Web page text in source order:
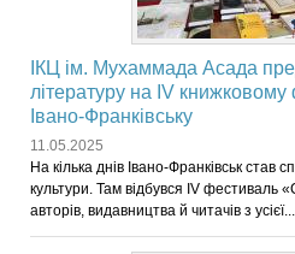
ІКЦ ім. Мухаммада Асада
літературу на IV
Івано-Франківську
11.05.2025
На кілька днів Івано-Франківськ став
культури. Там відбувся IV фестиваль
авторів, видавництва й читачів з усієї...